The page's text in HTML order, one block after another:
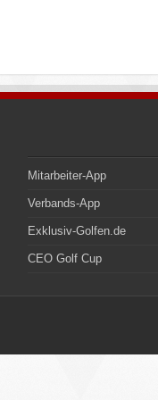
Mitarbeiter-App
Verbands-App
Exklusiv-Golfen.de
CEO Golf Cup